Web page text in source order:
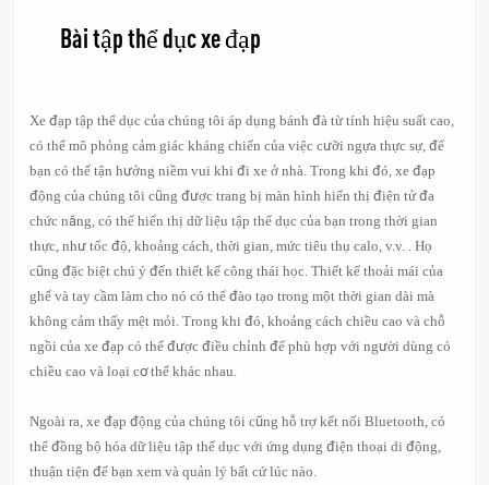
Xe đạp tập thể dục của chúng tôi áp dụng bánh đà từ tính hiệu suất cao,
có thể mô phỏng cảm giác kháng chiến của việc cưỡi ngựa thực sự, để
bạn có thể tận hưởng niềm vui khi đi xe ở nhà. Trong khi đó, xe đạp
động của chúng tôi cũng được trang bị màn hình hiển thị điện tử đa
chức năng, có thể hiển thị dữ liệu tập thể dục của bạn trong thời gian
thực, như tốc độ, khoảng cách, thời gian, mức tiêu thụ calo, v.v. . Họ
cũng đặc biệt chú ý đến thiết kế công thái học. Thiết kế thoải mái của
ghế và tay cầm làm cho nó có thể đào tạo trong một thời gian dài mà
không cảm thấy mệt mỏi. Trong khi đó, khoảng cách chiều cao và chỗ
ngồi của xe đạp có thể được điều chỉnh để phù hợp với người dùng có
chiều cao và loại cơ thể khác nhau.
Ngoài ra, xe đạp động của chúng tôi cũng hỗ trợ kết nối Bluetooth, có
thể đồng bộ hóa dữ liệu tập thể dục với ứng dụng điện thoại di động,
thuận tiện để bạn xem và quản lý bất cứ lúc nào.